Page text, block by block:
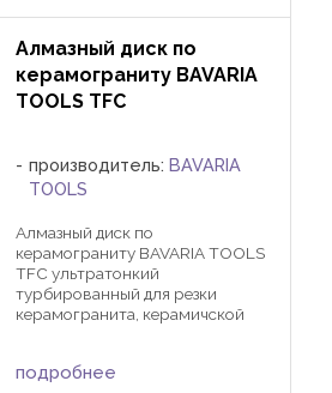
Толщина сердцевины ...
Алмазный диск по
керамограниту BAVARIA
TOOLS TFC
производитель:BAVARIA
TOOLS
Алмазный диск по
керамограниту BAVARIA TOOLS
TFC ультратонкий
турбированный для резки
керамогранита, керамичской
керамики, красного кирпича,
подробнее